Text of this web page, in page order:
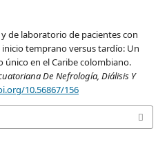
de laboratorio de pacientes con
temprano versus tardío: Un
en el Caribe colombiano.
De Nefrología, Diálisis Y
10.56867/156